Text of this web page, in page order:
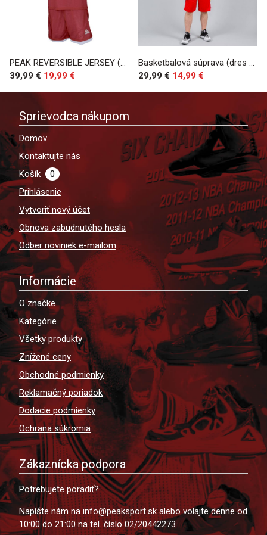
PEAK REVERSIBLE JERSEY (TA16) (bielo-červená)
39,99 € 19,99 €
Basketbalová súprava (dres + trenírky) Peak Basketball Uniforms červerná
29,99 € 14,99 €
Sprievodca nákupom
Domov
Kontaktujte nás
Košík
0
Prihlásenie
Vytvoriť nový účet
Obnova zabudnutého hesla
Odber noviniek e-mailom
Informácie
O značke
Kategórie
Všetky produkty
Znížené ceny
Obchodné podmienky
Reklamačný poriadok
Dodacie podmienky
Ochrana súkromia
Zákaznícka podpora
Potrebujete poradiť?
Napíšte nám na info@peaksport.sk alebo volajte denne od
10:00 do 21:00 na tel. číslo 02/20442273